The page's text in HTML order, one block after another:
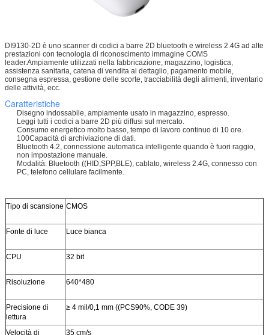
DI9130-2D è uno scanner di codici a barre 2D bluetooth e wireless 2.4G ad alte
prestazioni con tecnologia di riconoscimento immagine COMS
leader.Ampiamente utilizzati nella fabbricazione, magazzino, logistica,
assistenza sanitaria, catena di vendita al dettaglio, pagamento mobile,
consegna espressa, gestione delle scorte, tracciabilità degli alimenti, inventario
delle attività, ecc.
Caratteristiche
Disegno indossabile, ampiamente usato in magazzino, espresso.
Leggi tutti i codici a barre 2D più diffusi sul mercato.
Consumo energetico molto basso, tempo di lavoro continuo di 10 ore.
100Capacità di archiviazione di dati.
Bluetooth 4.2, connessione automatica intelligente quando è fuori raggio,
non impostazione manuale.
Modalità: Bluetooth ((HID,SPP,BLE), cablato, wireless 2.4G, connesso con
PC, telefono cellulare facilmente.
Tipo di scansione CMOS
Fonte di luce Luce bianca
CPU 32 bit
Risoluzione 640*480
Precisione di
lettura
≥ 4 mil/0,1 mm ((PCS90%, CODE 39)
Velocità di
35 cm/s